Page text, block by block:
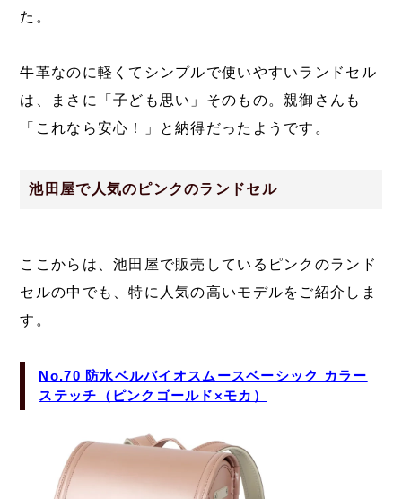
た。
牛革なのに軽くてシンプルで使いやすいランドセル
は、まさに「子ども思い」そのもの。親御さんも
「これなら安心！」と納得だったようです。
池田屋で人気のピンクのランドセル
ここからは、池田屋で販売しているピンクのランド
セルの中でも、特に人気の高いモデルをご紹介しま
す。
No.70 防水ベルバイオスムースベーシック カラー
ステッチ（ピンクゴールド×モカ）